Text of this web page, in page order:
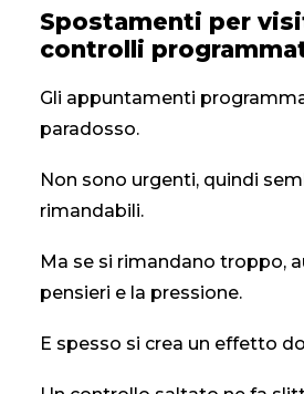
Spostamenti per
controlli
Gli appuntamenti
paradosso.
Non sono urgenti, quindi
rimandabili.
Ma se si rimandano troppo,
pensieri e la pressione.
E spesso si crea un effetto